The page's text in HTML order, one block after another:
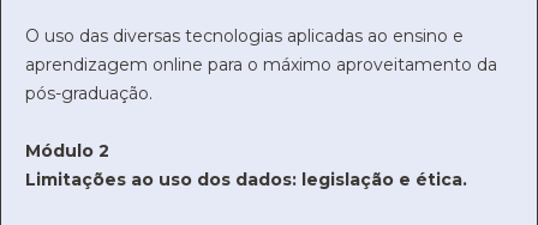
O uso das diversas tecnologias aplicadas ao ensino e
aprendizagem online para o máximo aproveitamento da
pós-graduação.
Módulo 2
Limitações ao uso dos dados: legislação e ética.